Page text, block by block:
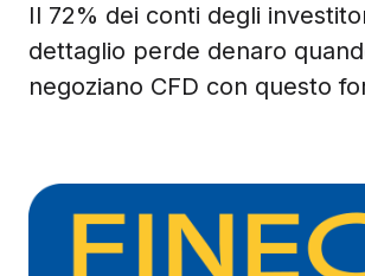
Il 72% dei conti degli
dettaglio perde denaro
negoziano CFD con questo